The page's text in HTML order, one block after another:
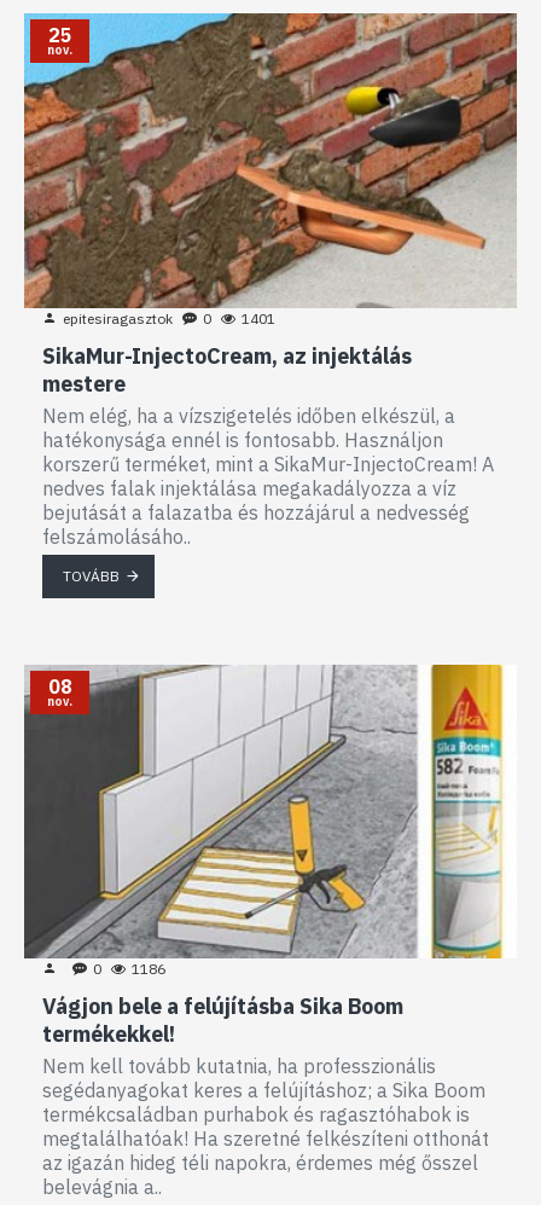
25
nov.
epitesiragasztok 0 1401
SikaMur-InjectoCream, az injektálás
mestere
Nem elég, ha a vízszigetelés időben elkészül, a
hatékonysága ennél is fontosabb. Használjon
korszerű terméket, mint a SikaMur-InjectoCream! A
nedves falak injektálása megakadályozza a víz
bejutását a falazatba és hozzájárul a nedvesség
felszámolásáho..
TOVÁBB
08
nov.
0 1186
Vágjon bele a felújításba Sika Boom
termékekkel!
Nem kell tovább kutatnia, ha professzionális
segédanyagokat keres a felújításhoz; a Sika Boom
termékcsaládban purhabok és ragasztóhabok is
megtalálhatóak! Ha szeretné felkészíteni otthonát
az igazán hideg téli napokra, érdemes még ősszel
belevágnia a..